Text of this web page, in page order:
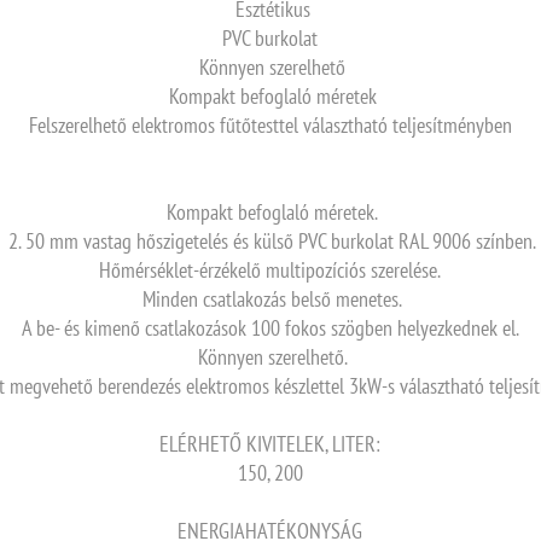
Esztétikus
PVC burkolat
Könnyen szerelhető
Kompakt befoglaló méretek
Felszerelhető elektromos fűtőtesttel választható teljesítményben
Kompakt befoglaló méretek.
2. 50 mm vastag hőszigetelés és külső PVC burkolat RAL 9006 színben.
Hőmérséklet-érzékelő multipozíciós szerelése.
Minden csatlakozás belső menetes.
A be- és kimenő csatlakozások 100 fokos szögben helyezkednek el.
Könnyen szerelhető.
megvehető berendezés elektromos készlettel 3kW-s választható
ELÉRHETŐ KIVITELEK, LITER:
150, 200
ENERGIAHATÉKONYSÁG